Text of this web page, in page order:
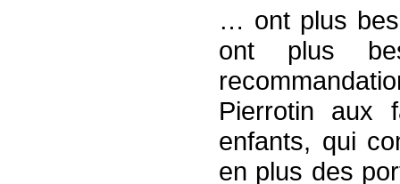
… ont plus
ont plus
Pierrotin aux
enfants, qui
en plus des